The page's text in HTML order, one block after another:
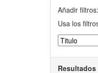
Añadir filtros:
Usa los